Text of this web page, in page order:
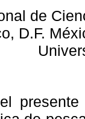
de
D.F.